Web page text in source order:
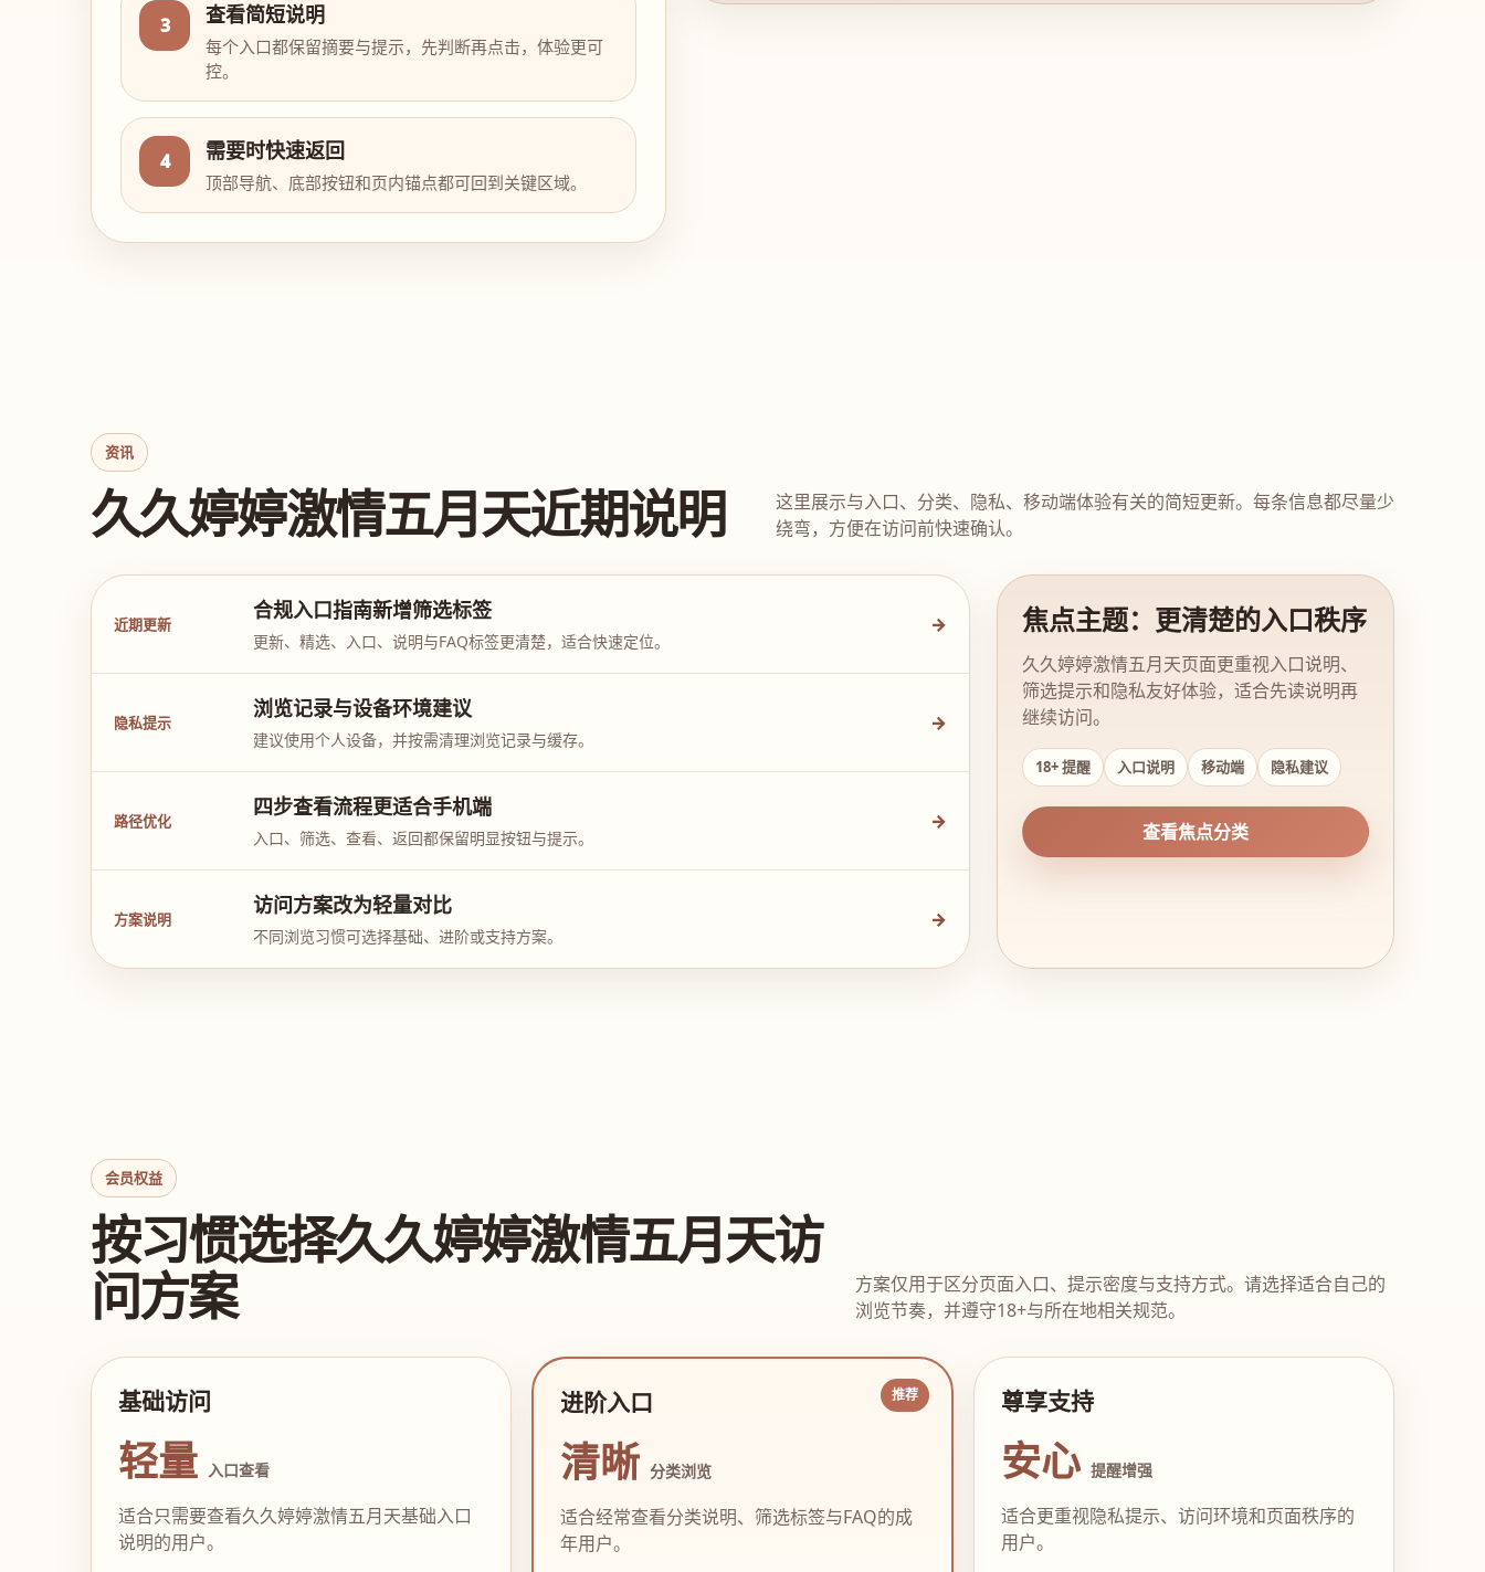
3 查看简短说明
每个入口都保留摘要与提示，先判断再点击，体验更可
控。
4 需要时快速返回
顶部导航、底部按钮和页内锚点都可回到关键区域。
资讯
久久婷婷激情五月天近期说明
这里展示与入口、分类、隐私、移动端体验有关的简短更新。每条信息都尽量少
绕弯，方便在访问前快速确认。
近期更新
合规入口指南新增筛选标签
更新、精选、入口、说明与FAQ标签更清楚，适合快速定位。
→
隐私提示
浏览记录与设备环境建议
建议使用个人设备，并按需清理浏览记录与缓存。
→
路径优化
四步查看流程更适合手机端
入口、筛选、查看、返回都保留明显按钮与提示。
→
方案说明
访问方案改为轻量对比
不同浏览习惯可选择基础、进阶或支持方案。
→
焦点主题：更清楚的入口秩序
久久婷婷激情五月天页面更重视入口说明、
筛选提示和隐私友好体验，适合先读说明再
继续访问。
18+ 提醒 入口说明 移动端 隐私建议
查看焦点分类
会员权益
按习惯选择久久婷婷激情五月天访
问方案
方案仅用于区分页面入口、提示密度与支持方式。请选择适合自己的
浏览节奏，并遵守18+与所在地相关规范。
基础访问
轻量 入口查看
适合只需要查看久久婷婷激情五月天基础入口
说明的用户。
进阶入口
清晰分类浏览
适合经常查看分类说明、筛选标签与FAQ的成
年用户。
尊享支持
安心 提醒增强
适合更重视隐私提示、访问环境和页面秩序的
用户。